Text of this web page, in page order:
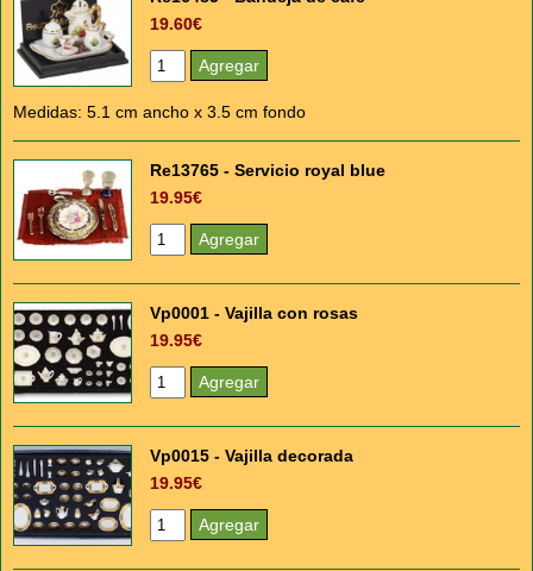
19.60€
Medidas: 5.1 cm ancho x 3.5 cm fondo
Re13765 - Servicio royal blue
19.95€
Vp0001 - Vajilla con rosas
19.95€
Vp0015 - Vajilla decorada
19.95€